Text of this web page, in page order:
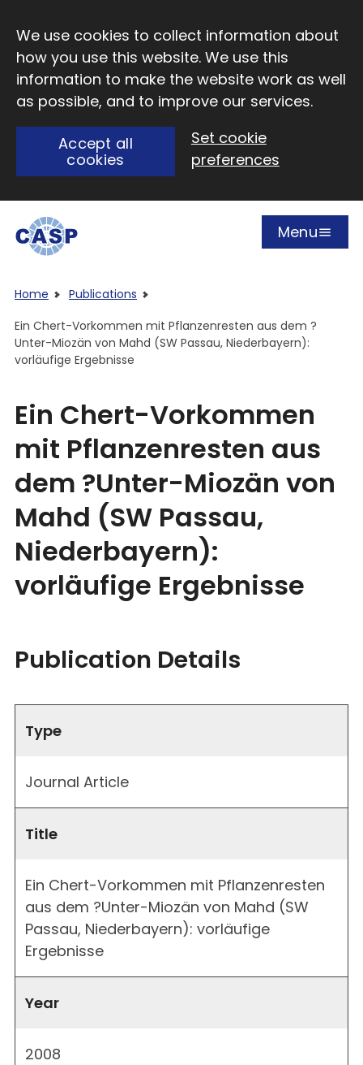
We use cookies to collect information about
how you use this website. We use this
information to make the website work as well
as possible, and to improve our services.
Accept all
cookies
Set cookie
preferences
Open
Menu
Home
Publications
Ein Chert-Vorkommen mit Pflanzenresten aus dem ?
Unter-Miozän von Mahd (SW Passau, Niederbayern):
vorläufige Ergebnisse
Ein Chert-Vorkommen
mit Pflanzenresten aus
dem ?Unter-Miozän von
Mahd (SW Passau,
Niederbayern):
vorläufige Ergebnisse
Publication Details
Type
Journal Article
Title
Ein Chert-Vorkommen mit Pflanzenresten
aus dem ?Unter-Miozän von Mahd (SW
Passau, Niederbayern): vorläufige
Ergebnisse
Year
2008